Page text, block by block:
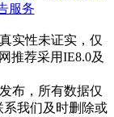
服务
实性未证实，仅
推荐采用IE8.0及
布，所有数据仅
我们及时删除或